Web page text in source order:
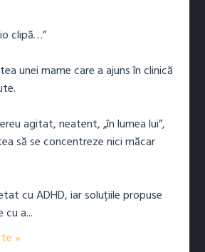
clipă…”
unei mame care a ajuns în clinică
agitat, neatent, „în lumea lui”,
să se concentreze nici măcar
cu ADHD, iar soluțiile propuse
cu a...
»